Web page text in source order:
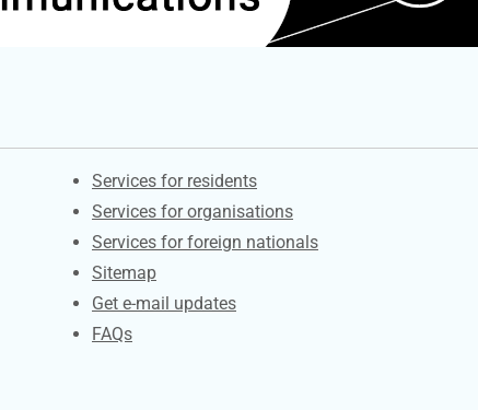
Contacts
Services for residents
Services for organisations
Services for foreign nationals
Sitemap
Get e-mail updates
FAQs